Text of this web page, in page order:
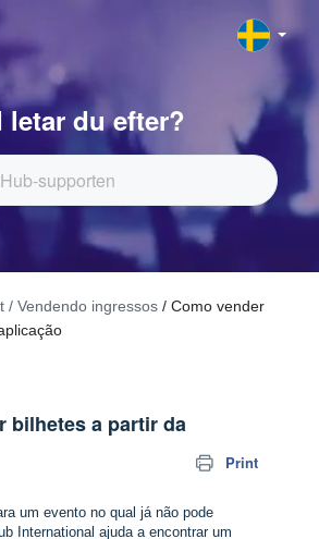
letar du efter?
/ Vendendo ingressos / Como vender
bilhetes a partir da
Print
um evento no qual já não pode
International ajuda a encontrar um